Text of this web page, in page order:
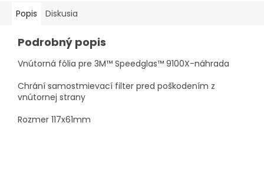
Popis Diskusia
Podrobný popis
Vnútorná fólia pre 3M™ Speedglas™ 9100X-náhrada
Chrání samostmievací filter pred poškodením z
vnútornej strany
Rozmer 117x61mm